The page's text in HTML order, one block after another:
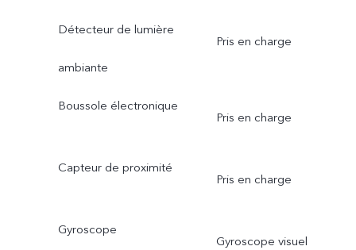
Détecteur de lumière
ambiante
Pris en charge
Boussole électronique
Pris en charge
Capteur de proximité
Pris en charge
Gyroscope
Gyroscope visuel